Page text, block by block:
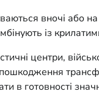
вночі або
із
центри,
в готовності